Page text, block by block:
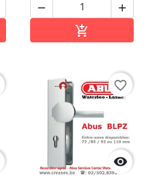
 


favorite_border